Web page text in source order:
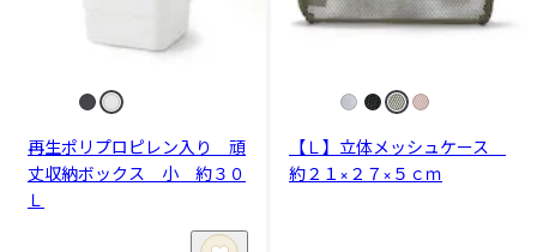
再生ポリプロピレン入り 頑
丈収納ボックス 小 約３０
Ｌ
【Ｌ】立体メッシュケース
約２１×２７×５ｃｍ